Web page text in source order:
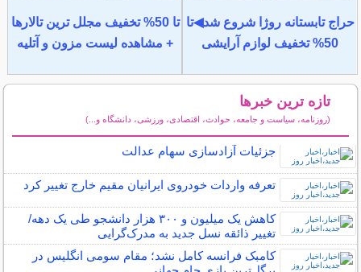
حراج تابستانه روژا شروع شد◀تا
50% تخفیف لوازم آرایشی
تا 50% تخفیف مجلل ترین تالارها
+ مشاهده لیست مزون و آتلیه
تازه ترین خبرها
(روزنامه، سیاست و جامعه، حوادث، اقتصادی، ورزشی، دانشگاه و...)
جزئیات آزادسازی سهام عدالت
تعرفه واردات خودروی ایرانیان مقیم خارج تغییر کرد
کاهش یک میلیون و ۳۰۰ هزار دانشجو طی یک دهه/
تغییر ذائقه نسل جدید به مدرک‌گرایی
کامبک فرانسه کامل نشد؛ مقام سومی انگلیس در